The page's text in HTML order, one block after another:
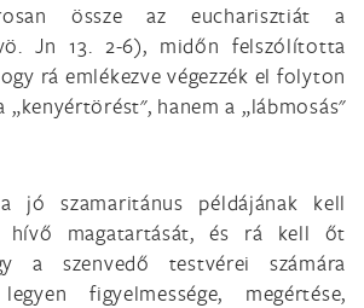
össze az eucharisztiát a
Jn 13. 2-6), midőn felszólította
rá emlékezve végezzék el folyton
„kenyértörést", hanem a „lábmosás"
jó szamaritánus példájának kell
hívő magatartását, és rá kell őt
a szenvedő testvérei számára
figyelmessége, megértése,